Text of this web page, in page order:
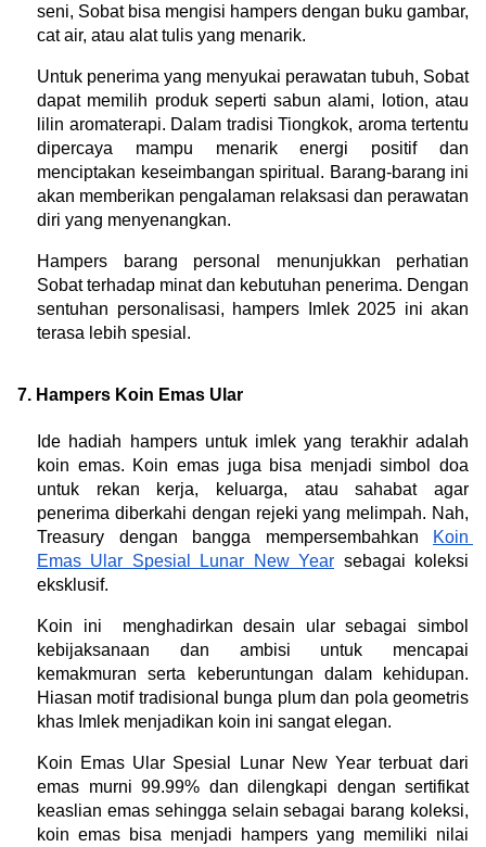
seni, Sobat bisa mengisi hampers dengan buku gambar,
cat air, atau alat tulis yang menarik.
Untuk penerima yang menyukai perawatan tubuh, Sobat
dapat memilih produk seperti sabun alami, lotion, atau
lilin aromaterapi. Dalam tradisi Tiongkok, aroma tertentu
dipercaya mampu menarik energi positif dan
menciptakan keseimbangan spiritual. Barang-barang ini
akan memberikan pengalaman relaksasi dan perawatan
diri yang menyenangkan.
Hampers barang personal menunjukkan perhatian
Sobat terhadap minat dan kebutuhan penerima. Dengan
sentuhan personalisasi, hampers Imlek 2025 ini akan
terasa lebih spesial.
7. Hampers Koin Emas Ular
Ide hadiah hampers untuk imlek yang terakhir adalah
koin emas. Koin emas juga bisa menjadi simbol doa
untuk rekan kerja, keluarga, atau sahabat agar
Treasury dengan bangga mempersembahkan
Koin
Emas Ular Spesial Lunar New Year sebagai koleksi
eksklusif.
Koin ini  menghadirkan desain ular sebagai simbol
kebijaksanaan dan ambisi untuk mencapai
kemakmuran serta keberuntungan dalam kehidupan.
Hiasan motif tradisional bunga plum dan pola geometris
khas Imlek menjadikan koin ini sangat elegan.
Koin Emas Ular Spesial Lunar New Year terbuat dari
emas murni 99.99% dan dilengkapi dengan sertifikat
keaslian emas sehingga selain sebagai barang koleksi,
koin emas bisa menjadi hampers yang memiliki nilai